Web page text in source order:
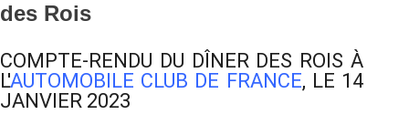
des Rois
COMPTE-RENDU DU DÎNER DES ROIS À
L'AUTOMOBILE CLUB DE FRANCE, LE 14
JANVIER 2023